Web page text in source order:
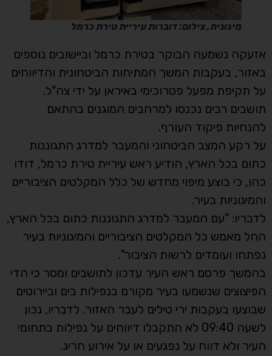
מיגונית, צילום: דוברות עיריית טירת כרמל
אזעקה נשמעה הבוקר בטירת כרמל וביישובים נוספים
באזור, בעקבות המשך המתיחות הביטחונית והדיווחים
על תקיפת מפעל פטרוכימי באיראן על ידי צה"ל.
תושבים רבים נכנסו למרחבים המוגנים בהתאם
להנחיות פיקוד העורף.
על רקע המצב הביטחוני והמעבר למדרג התגוננות
כתום בכל הארץ, הודיע ראש עיריית טירת כרמל, דודו
כהן, כי בוצע מיפוי מחדש של כלל המקלטים הציבוריים
והמיגוניות בעיר.
לדבריו: "עם המעבר למדרג התגוננות כתום בכל הארץ,
החל מאמש כל המקלטים הציבוריים והמיגוניות בעיר
נפתחו ועומדים לרשות הציבור".
בהמשך פרסם ראש העיר עדכון לתושבים ומסר כי הדי
הפיצוצים שנשמעו בעיר מקורם בנפילות בים וביירוטים
שבוצעו בעקבות ירי טילים לעבר האזור. לדבריו, נכון
לשעה 09:40 לא התקבלו דיווחים על נפילות בתחומי
העיר ולא דווח על נפגעים או על אירוע חריג.